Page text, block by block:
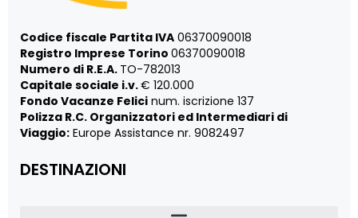
Codice fiscale Partita IVA 06370090018
Registro Imprese Torino 06370090018
Numero di R.E.A. TO-782013
Capitale sociale i.v.€ 120.000
Fondo Vacanze Felici num. iscrizione 137
Polizza R.C. Organizzatori ed Intermediari di
Viaggio: Europe Assistance nr. 9082497
DESTINAZIONI